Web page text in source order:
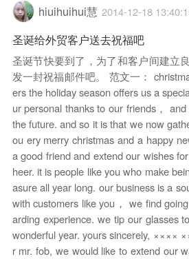
hiuihuihui慧 2014-12-18
圣诞给外贸客户送去祝福吧
圣诞节快要到了，为了和客户间建立
发一封祝福邮件吧。 范文一：
ers the holiday season offers us a
ur personal thanks to our friends，
the future. and so it is that we now
ou ery merry christmas and a happy
a good friend and extend our wishes
heer. it is people like you who make
asure all year long. our business is a
with customers like you， we find
arding experience. we tip our glasses
wonderful year. yours sincerely, ××××
r mr. fob, we would like to extend our